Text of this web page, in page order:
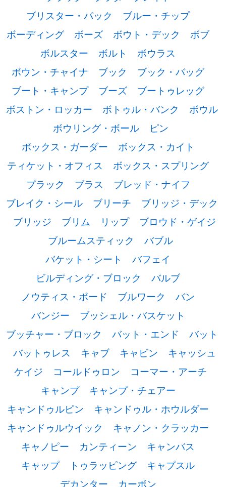
ブリスター・パック
ブルー・チップ
ボーディング
ボーズ ボウト・デック
ボブ
ボルスター
ボルト
ボウラス
ボウン・チャイナ
ブック
ブック・バッグ
ブート・キャンプ
ブーズ
ブートゥレッグ
ボストン・ロッカー
ボトゥル・バンク
ボウル
ボウリング・ボール
ピン
ボックス・ガーダー
ボックス・カイト
ティケット・オフィス
ボックス・スプリング
プラック
ブラス
ブレッド・ナイフ
ブレイク・シール
ブリーチ
ブリッジ・デック
ブリッジ
ブリム リップ
ブロウド・ゲイジ
ブルームスティック
バブル
バケット・シート
バフェイ
ビルディング・ブロック
バルブ
ノウティス・ボード
ブルワーク
バン
バンジー
ブッシェル・バスケット
ブッチャー・ブロック
バット・エンド
バット
バットゥレス
キャブ キャビン
キャッシュ
ケイジ
コールドゥロン
コーマー・アーチ
キャンプ
キャンプ・チェアー
キャンドゥルピン
キャンドゥル・ホウルダー
キャンドゥルウイック
キャノン・クラッカー
キャノピー
カンティーン
キャンバス
キャップ
トゥラッピング
キャプスル
デカンター
カーボン